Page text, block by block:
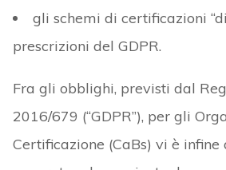
gli schemi di certificazioni
prescrizioni del GDPR.
Fra gli obblighi, previsti dal
2016/679 (“GDPR”), per gli
Certificazione (CaBs) vi è